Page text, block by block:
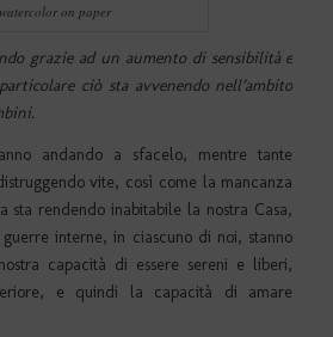
on paper
grazie ad un aumento di sensibilità e
ciò sta avvenendo nell’ambito
andando a sfacelo, mentre tante
vite, così come la mancanza
sta rendendo inabitabile la nostra Casa,
interne, in ciascuno di noi, stanno
capacità di essere sereni e liberi,
e quindi la capacità di amare